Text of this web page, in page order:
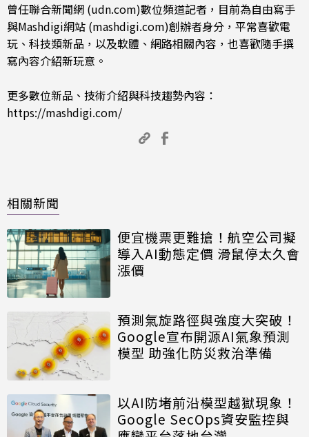
曾任聯合新聞網 (udn.com)數位頻道記者，目前為自由寫手
與Mashdigi網站 (mashdigi.com)創辦者身分，平常喜歡電
玩、科技類新品，以及軟體、網路相關內容，也喜歡隨手撰
寫內容介紹新玩意。
更多數位新品、技術介紹與科技趨勢內容：
https://mashdigi.com/
相關新聞
便宜機票更難搶！航空公司擬
導入AI動態定價 滑鼠停太久會
漲價
預測氣旋路徑與強度大突破！
Google宣布開源AI氣象預測
模型 助強化防災救治準備
以AI防堵前沿模型越獄現象！
Google SecOps資安監控與